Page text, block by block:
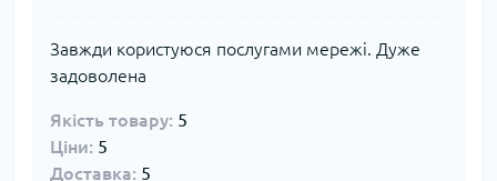
Завжди користуюся послугами мережі. Дуже
задоволена
Якість товару: 5
Ціни: 5
Доставка: 5